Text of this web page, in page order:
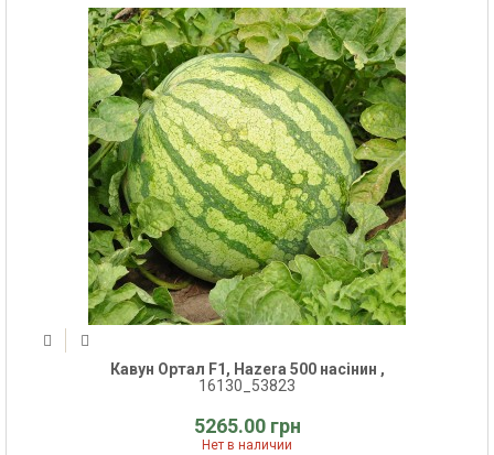
Кавун Ортал F1, Hazera 500 насінин ,
16130_53823
5265.00 грн
Нет в наличии